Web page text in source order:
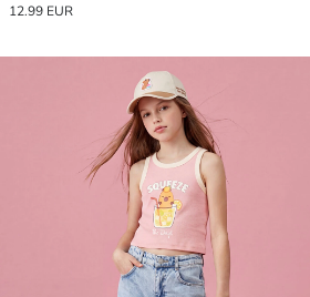
12.99 EUR